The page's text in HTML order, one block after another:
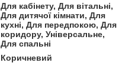
Для кабінету, Для вітальні,
Для дитячої кімнати, Для
кухні, Для передпокою, Для
коридору, Універсальне,
Для спальні
Коричневий